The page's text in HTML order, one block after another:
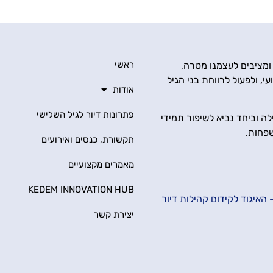
ומציבים לעצמנו מטרה,
ולפעול לרווחת בני הגיל
וביחד נביא לשיפור תמידי
לקידום קהילות דיור
ראשי
אודות
פתרונות דיור לגיל השלישי
תקשורת, כנסים ואירועים
מאמרים מקצועיים
KEDEM INNOVATION HUB
יצירת קשר